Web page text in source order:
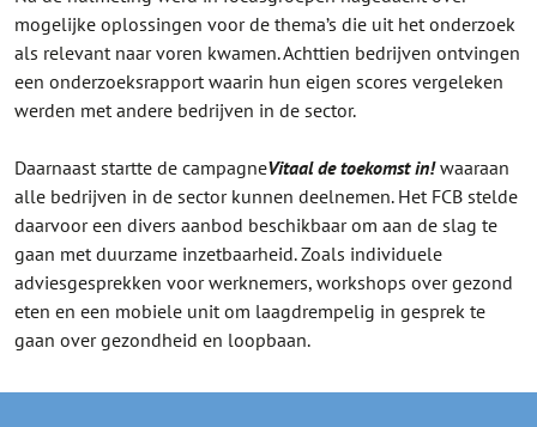
mogelijke oplossingen voor de thema’s die uit het onderzoek
als relevant naar voren kwamen. Achttien bedrijven ontvingen
een onderzoeksrapport waarin hun eigen scores vergeleken
werden met andere bedrijven in de sector.
Daarnaast startte de campagneVitaal de toekomst in!waaraan
alle bedrijven in de sector kunnen deelnemen. Het FCB stelde
daarvoor een divers aanbod beschikbaar om aan de slag te
gaan met duurzame inzetbaarheid. Zoals individuele
adviesgesprekken voor werknemers, workshops over gezond
eten en een mobiele unit om laagdrempelig in gesprek te
gaan over gezondheid en loopbaan.